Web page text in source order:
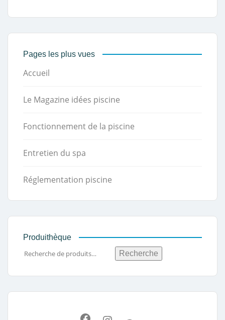
Pages les plus vues
Accueil
Le Magazine idées piscine
Fonctionnement de la piscine
Entretien du spa
Réglementation piscine
Produithèque
Recherche